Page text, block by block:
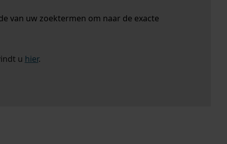
van uw zoektermen om naar de exacte
u hier.